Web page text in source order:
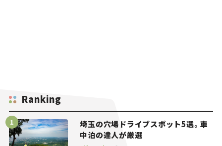
Ranking
埼玉の穴場ドライブスポット5選。車
中泊の達人が厳選